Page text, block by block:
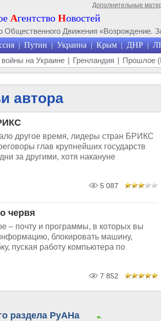
Дополнительные
Агентство Новостей
Общественного Движения «Возрождение.
| Путин | Украина | Крым | ДНР |
войны на Украине | Гренландия | Прошлое
автора
другое время, лидеры стран БРИКС
глав крупнейших государств
за другими, хотя накануне
5 087
червя
– почту и программы, в которых вы
блокировать машину,
пуская работу компьютера по
7 852
раздела РуАНа